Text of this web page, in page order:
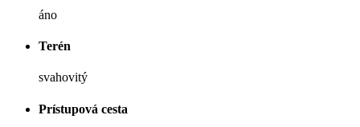
áno
Terén
svahovitý
Prístupová cesta